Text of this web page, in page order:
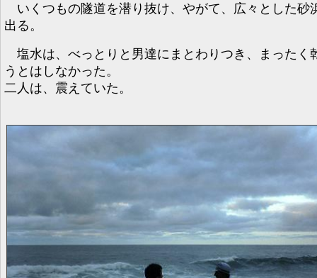
いくつもの隧道を潜り抜け、やがて、広々とした砂
出る。
塩水は、べっとりと男達にまとわりつき、まったく
うとはしなかった。
二人は、震えていた。